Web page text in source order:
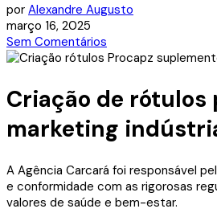
por Alexandre Augusto
março 16, 2025
Sem Comentários
Criação de rótulos
marketing
A Agência Carcará foi responsável
e conformidade com as rigorosas
valores de saúde e bem-estar.